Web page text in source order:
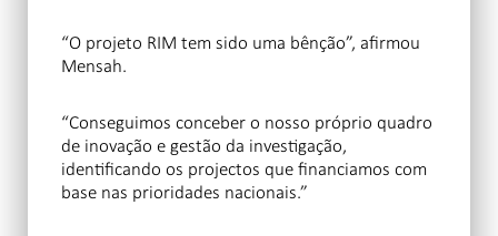
“O projeto RIM tem sido uma bênção”, afirmou
Mensah.
“Conseguimos conceber o nosso próprio quadro
de inovação e gestão da investigação,
identificando os projectos que financiamos com
base nas prioridades nacionais.”